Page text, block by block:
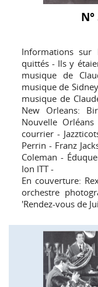
Informations
quittés - Ils y
musique de
musique de
musique de
New Orleans:
Nouvelle
courrier -
Perrin - Franz
Coleman -
Ion ITT -
En couverture:
orchestre
'Rendez-vous de